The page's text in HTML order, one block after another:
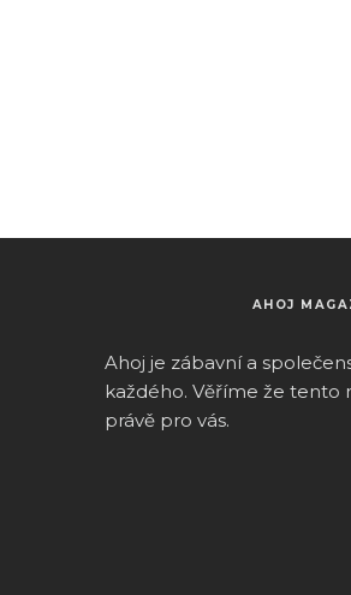
AHOJ
Ahoj je zábavní a
každého. Věříme že tento
právě pro vás.